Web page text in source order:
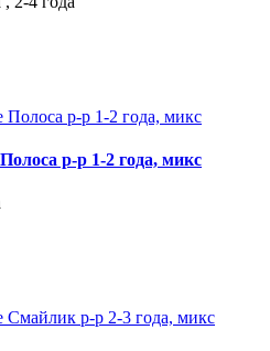
р-р 1-2 года, микс